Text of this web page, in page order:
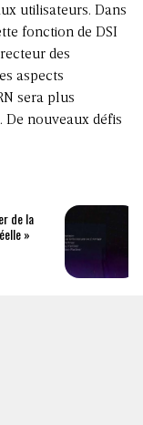
utilisateurs. Dans
fonction de DSI
des
aspects
sera plus
De nouveaux défis
de la
»